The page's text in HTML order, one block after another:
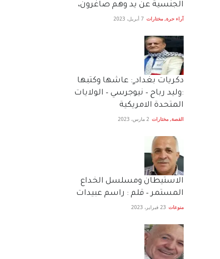
الجنسية عن يد وهم صاغرون،
آراء حرة, مختارات 7 أبريل، 2023
دكريات بغداد ٍ: عاشها وكتبها
:وليد رباح – نيوجرسي – الولايات
المتحدة الامريكية
القصة, مختارات 2 مارس، 2023
الاستيطان ومسلسل الخداع
المستمر – قلم : راسم عبيدات
منوعات 23 فبراير، 2023